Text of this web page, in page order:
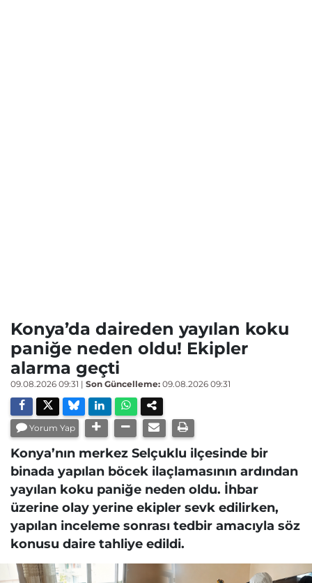
Konya’da daireden yayılan koku
paniğe neden oldu! Ekipler
alarma geçti
09.08.2026 09:31 | Son Güncelleme: 09.08.2026 09:31
Yorum Yap
Konya’nın merkez Selçuklu ilçesinde bir
binada yapılan böcek ilaçlamasının ardından
yayılan koku paniğe neden oldu. İhbar
üzerine olay yerine ekipler sevk edilirken,
yapılan inceleme sonrası tedbir amacıyla söz
konusu daire tahliye edildi.